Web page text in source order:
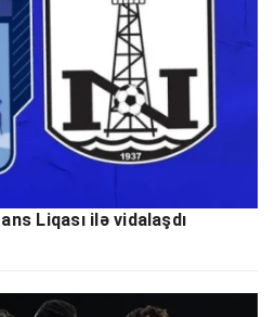
Liqası ilə vidalaşdı